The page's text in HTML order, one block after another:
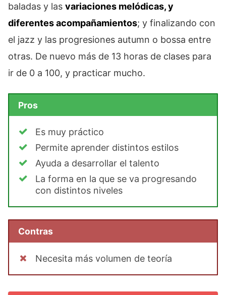
baladas y las variaciones melódicas, y
diferentes acompañamientos; y finalizando con
el jazz y las progresiones autumn o bossa entre
otras. De nuevo más de 13 horas de clases para
ir de 0 a 100, y practicar mucho.
Pros
Es muy práctico
Permite aprender distintos estilos
Ayuda a desarrollar el talento
La forma en la que se va progresando
con distintos niveles
Contras
Necesita más volumen de teoría